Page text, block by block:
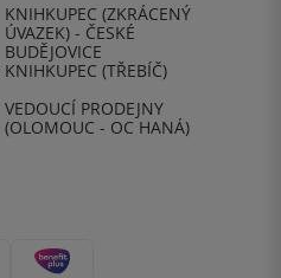
KNIHKUPEC (ZKRÁCENÝ
ÚVAZEK) - ČESKÉ
BUDĚJOVICE
KNIHKUPEC (TŘEBÍČ)
VEDOUCÍ PRODEJNY
(OLOMOUC - OC HANÁ)